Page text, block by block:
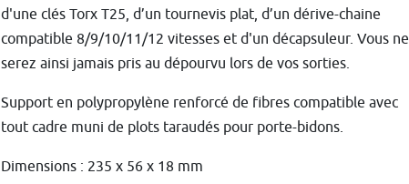
d'une clés Torx T25, d’un tournevis plat, d’un dérive-chaine
compatible 8/9/10/11/12 vitesses et d'un décapsuleur. Vous ne
serez ainsi jamais pris au dépourvu lors de vos sorties.
Support en polypropylène renforcé de fibres compatible avec
tout cadre muni de plots taraudés pour porte-bidons.
Dimensions : 235 x 56 x 18 mm